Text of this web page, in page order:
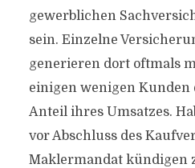
gewerblichen
sein. Einzelne
generieren dort oftmals
einigen wenigen
Anteil ihres Umsatzes.
vor Abschluss des
Maklermandat kündigen